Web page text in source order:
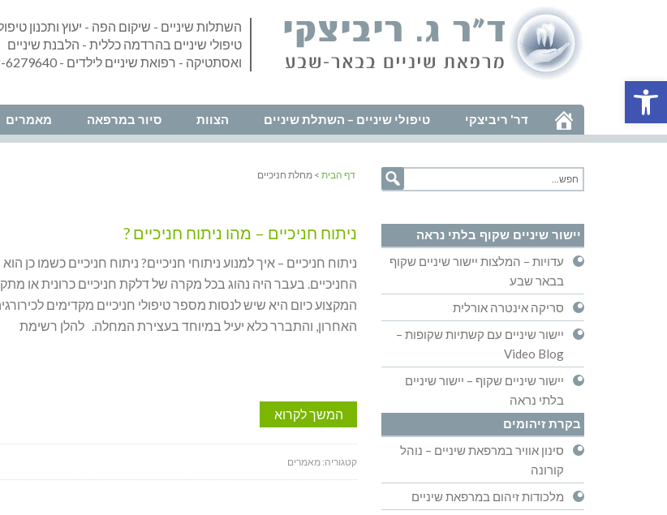
פתח סרגל נגישות
השתלות שיניים - שיקום הפה - יעוץ ותכנון
טיפולי שיניים בהרדמה כללית - הלבנת שיניים
ואסתטיקה - רפואת שיניים לילדים - 08-6279640
דר' ריביצקי טיפולי שיניים – השתלת שיניים הצוות סיור במרפאה מאמרים
דף הבית > מחלת חניכיים
ניתוח חניכיים – מהו ניתוח חניכיים ?
ניתוח חניכיים – איך למנוע ניתוחי חניכיים? ניתוח חניכיים כשמו כן
החניכיים. בעבר היה נהוג בכל מקרה של דלקת חניכיים כרונית או
המקצוע כיום היא שיש לנסות מספר טיפולי חניכיים מקדימים
האחרון, והתברר כלא יעיל במיוחד בעצירת המחלה. להלן רשימת
המשך לקרוא
קטגוריה: מאמרים
יישור שיניים שקוף בלתי נראה
עדויות – המלצות יישור שיניים שקוף
בבאר שבע
סריקה אינטרה אורלית
יישור שיניים עם קשתיות שקופות –
Video Blog
יישור שיניים שקוף – יישור שיניים
בלתי נראה
בקרת זיהומים
סינון אוויר במרפאת שיניים – נוהל
קורונה
מלכודות זיהום במרפאת שיניים